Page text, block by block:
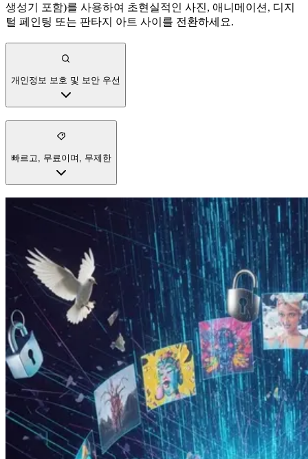
생성기 포함)를 사용하여 초현실적인 사진, 애니메이션, 디지
털 페인팅 또는 판타지 아트 사이를 전환하세요.
개인정보 보호 및 보안 우선
빠르고, 무료이며, 무제한